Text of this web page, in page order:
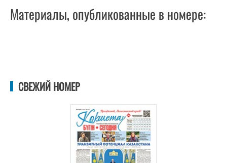
Материалы, опубликованные в номере:
СВЕЖИЙ НОМЕР